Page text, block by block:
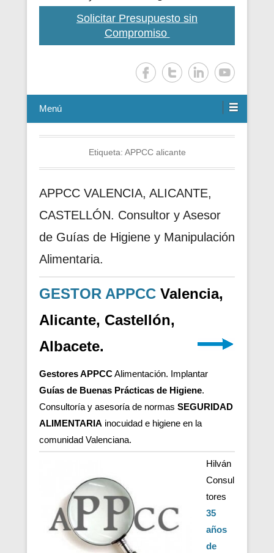
Solicitar Presupuesto sin
Compromiso
Menú
Etiqueta: APPCC alicante
APPCC VALENCIA, ALICANTE,
CASTELLÓN. Consultor y Asesor
de Guías de Higiene y Manipulación
Alimentaria.
GESTOR APPCC Valencia,
Alicante, Castellón,
Albacete.
Gestores APPCCAlimentación. Implantar
Guías de Buenas Prácticas de Higiene.
Consultoría y asesoría de normas SEGURIDAD
ALIMENTARIA inocuidad e higiene en la
comunidad Valenciana.
Hilván
Consul
tores
35
años
de